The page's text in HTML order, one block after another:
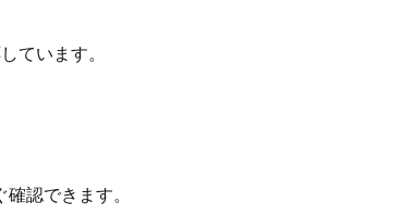
ています。
認できます。